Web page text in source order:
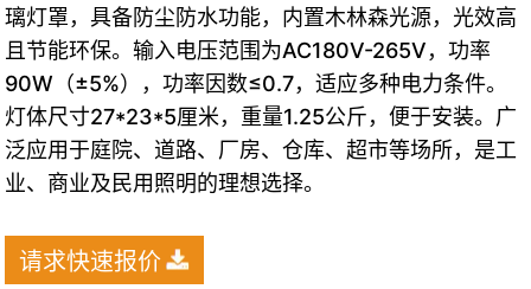
璃灯罩，具备防尘防水功能，内置木林森光源，光效高
且节能环保。输入电压范围为AC180V-265V，功率
90W（±5%），功率因数≤0.7，适应多种电力条件。
灯体尺寸27*23*5厘米，重量1.25公斤，便于安装。广
泛应用于庭院、道路、厂房、仓库、超市等场所，是工
业、商业及民用照明的理想选择。
请求快速报价